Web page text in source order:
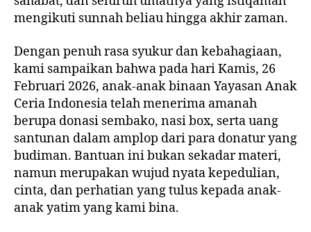
mengikuti sunnah beliau hingga akhir zaman.
Dengan penuh rasa syukur dan kebahagiaan,
kami sampaikan bahwa pada hari Kamis, 26
Februari 2026, anak-anak binaan Yayasan Anak
Ceria Indonesia telah menerima amanah
berupa donasi sembako, nasi box, serta uang
santunan dalam amplop dari para donatur yang
budiman. Bantuan ini bukan sekadar materi,
namun merupakan wujud nyata kepedulian,
cinta, dan perhatian yang tulus kepada anak-
anak yatim yang kami bina.